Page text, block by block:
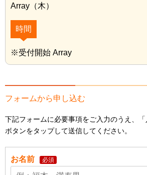
Array（木）
時間
※受付開始 Array
フォームから申し込む
下記フォームに必要事項をご入力のうえ、「
ボタンをタップして送信してください。
お名前 必須